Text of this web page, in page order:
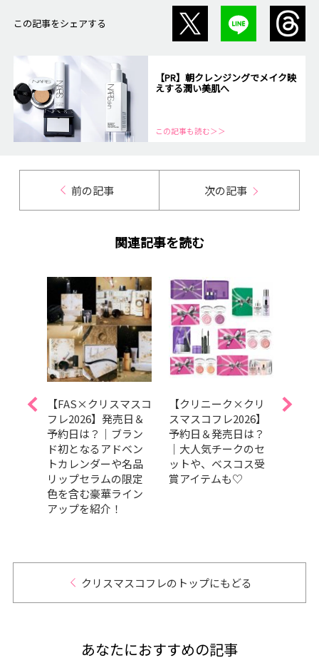
この記事をシェアする
【PR】朝クレンジングでメイク映
えする潤い美肌へ
この記事も読む＞＞
前の記事 次の記事
関連記事を読む
【FAS×クリスマスコ
フレ2026】発売日＆
予約日は？｜ブラン
ド初となるアドベン
トカレンダーや名品
リップセラムの限定
色を含む豪華ライン
アップを紹介！
【クリニーク×クリ
スマスコフレ2026】
予約日＆発売日は？
｜大人気チークのセ
ットや、ベスコス受
賞アイテムも♡
【
クリスマスコフレのトップにもどる
あなたにおすすめの記事